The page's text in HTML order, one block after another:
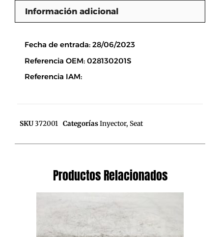
Información adicional
Fecha de entrada: 28/06/2023
Referencia OEM: 028130201S
Referencia IAM:
SKU372001 CategoríasInyector, Seat
Productos Relacionados